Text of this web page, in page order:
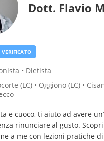
Dott. Flavio
VERIFICATO
• Dietista
(LC) • Oggiono (LC) •
e cuoco, ti aiuto ad avere
rinunciare al gusto.
a me con lezioni pratiche